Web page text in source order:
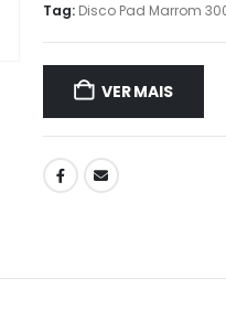
Tag: Disco Pad Marrom
VER MAIS